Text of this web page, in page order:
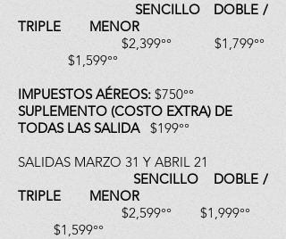
SENCILLO DOBLE /
TRIPLE MENOR
$2,399°° $1,799°°
$1,599°°
IMPUESTOS AÉREOS: $750°°
SUPLEMENTO (COSTO EXTRA) DE
TODAS LAS SALIDA $199°°
SALIDAS MARZO 31 Y ABRIL 21
SENCILLO DOBLE /
TRIPLE MENOR
$2,599°° $1,999°°
$1,599°°